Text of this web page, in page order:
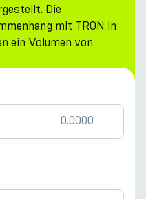
Die
mit TRON in
ein Volumen von